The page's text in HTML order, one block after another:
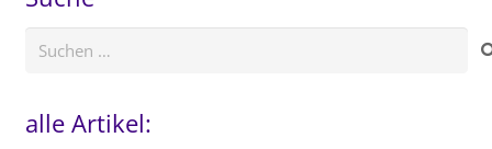
Suchen
alle Artikel: